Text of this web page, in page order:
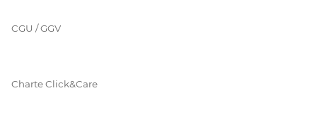
CGU / GGV
Charte Click&Care